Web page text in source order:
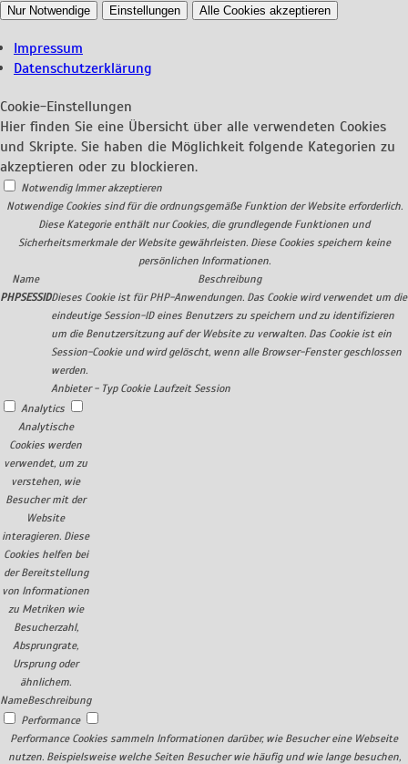
Nur Notwendige Einstellungen Alle Cookies akzeptieren
Impressum
Datenschutzerklärung
Cookie-Einstellungen
Hier finden Sie eine Übersicht über alle verwendeten Cookies
und Skripte. Sie haben die Möglichkeit folgende Kategorien zu
akzeptieren oder zu blockieren.
Notwendig Immer akzeptieren
Notwendige Cookies sind für die ordnungsgemäße Funktion der Website erforderlich.
Diese Kategorie enthält nur Cookies, die grundlegende Funktionen und
Sicherheitsmerkmale der Website gewährleisten. Diese Cookies speichern keine
persönlichen Informationen.
Name
Beschreibung
PHPSESSIDDieses Cookie ist für PHP-Anwendungen. Das Cookie wird verwendet um die
eindeutige Session-ID eines Benutzers zu speichern und zu identifizieren
um die Benutzersitzung auf der Website zu verwalten. Das Cookie ist ein
Session-Cookie und wird gelöscht, wenn alle Browser-Fenster geschlossen
werden.
Anbieter - Typ Cookie Laufzeit Session
Analytics
Analytische
Cookies werden
verwendet, um zu
verstehen, wie
Besucher mit der
Website
interagieren. Diese
Cookies helfen bei
der Bereitstellung
von Informationen
zu Metriken wie
Besucherzahl,
Absprungrate,
Ursprung oder
ähnlichem.
NameBeschreibung
Performance
Performance Cookies sammeln Informationen darüber, wie Besucher eine Webseite
nutzen. Beispielsweise welche Seiten Besucher wie häufig und wie lange besuchen,